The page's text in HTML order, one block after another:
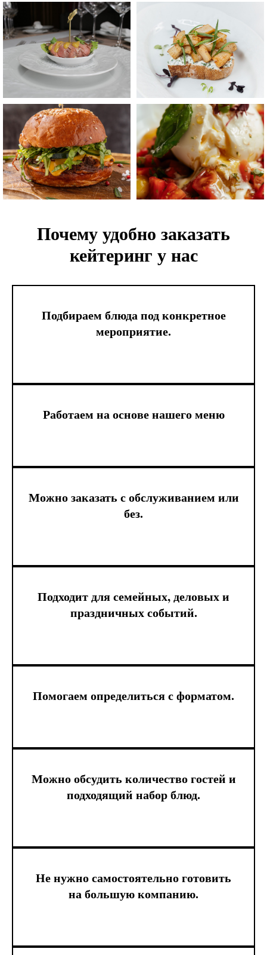
Почему удобно заказать
кейтеринг у нас
Подбираем блюда под конкретное
мероприятие.
Работаем на основе нашего меню
Можно заказать с обслуживанием или
без.
Подходит для семейных, деловых и
праздничных событий.
Помогаем определиться с форматом.
Можно обсудить количество гостей и
подходящий набор блюд.
Не нужно самостоятельно готовить
на большую компанию.